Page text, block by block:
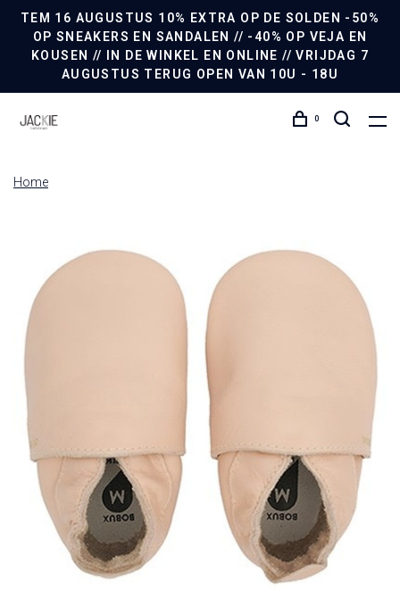
TEM 16 AUGUSTUS 10% EXTRA OP DE SOLDEN -50%
OP SNEAKERS EN SANDALEN // -40% OP VEJA EN
KOUSEN // IN DE WINKEL EN ONLINE // VRIJDAG 7
AUGUSTUS TERUG OPEN VAN 10U - 18U
0
Home